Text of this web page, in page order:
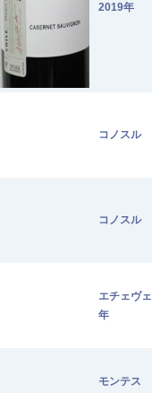
2019年
コノスル
コノスル
エチェヴ
年
モンテス